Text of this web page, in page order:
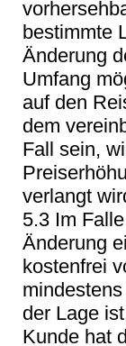
bestimmte
Änderung
Umfang
auf den
dem
Fall sein,
verlangt
5.3 Im
Änderung
kostenfrei
der Lage
Kunde hat